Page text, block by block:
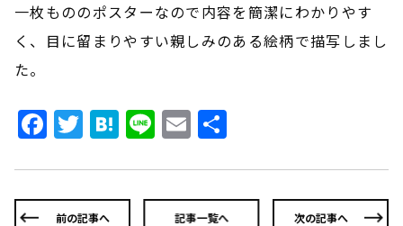
一枚もののポスターなので内容を簡潔にわかりやす
く、目に留まりやすい親しみのある絵柄で描写しまし
た。
Facebook
Twitter
Hatena
LineEmail
前の記事へ 記事一覧へ 次の記事へ